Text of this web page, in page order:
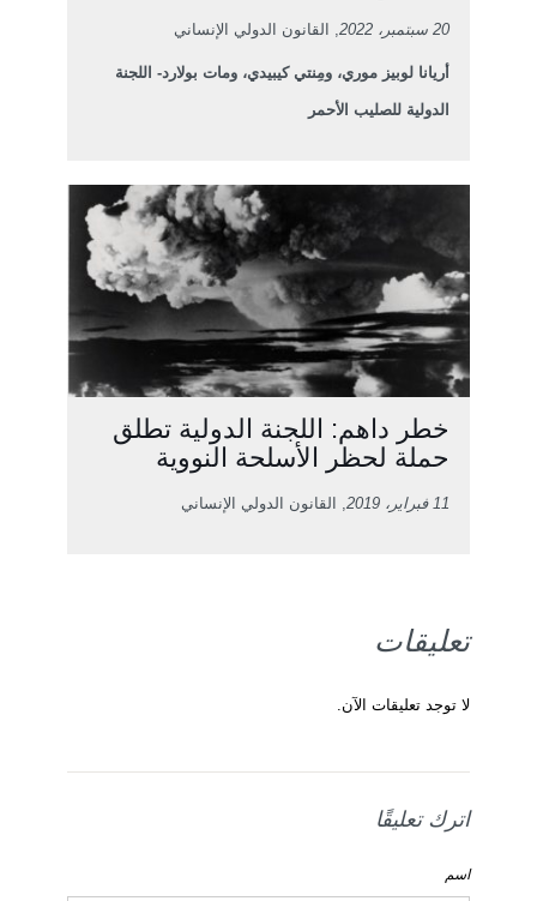
20 سبتمبر، 2022 , القانون الدولي الإنساني
أريانا لوبيز موري، ومِنتي كيبيدي، ومات بولارد- اللجنة
الدولية للصليب الأحمر
خطر داهم: اللجنة الدولية تطلق
حملة لحظر الأسلحة النووية
11 فبراير، 2019 , القانون الدولي الإنساني
تعليقات
لا توجد تعليقات الآن.
اترك تعليقًا
اسم